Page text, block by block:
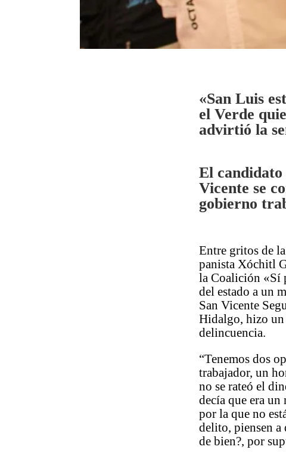
«San Luis
el Verde
advirtió la
El candidato
Vicente se
gobierno
Entre gritos de
panista Xóchitl
la Coalición «Sí
del estado a un
San Vicente
Hidalgo, hizo un
delincuencia.
“Tenemos dos
trabajador, un
no se rateó el
decía que era
por la que no
delito, piensen a
de bien?, por